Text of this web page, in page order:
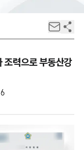
조력으로 부동산강